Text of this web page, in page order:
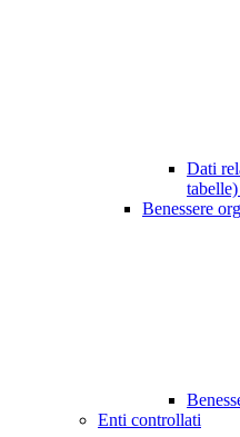
Dati
tabelle)
Benessere
Enti controllati